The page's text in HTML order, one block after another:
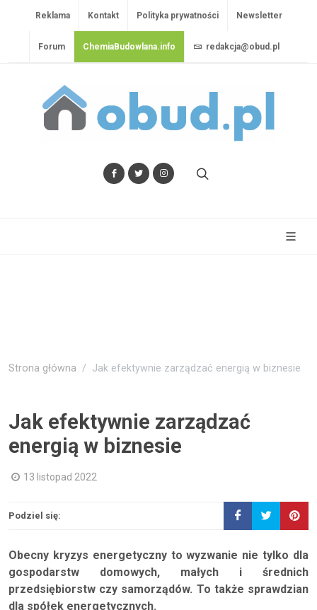
Reklama Kontakt Polityka prywatności Newsletter
Forum ChemiaBudowlana.info redakcja@obud.pl
Strona główna Jak efektywnie zarządzać energią w biznesie
Jak efektywnie zarządzać
energią w biznesie
13 listopad 2022
Podziel się:
Obecny kryzys energetyczny to wyzwanie nie tylko dla
gospodarstw domowych, małych i średnich
przedsiębiorstw czy samorządów. To także sprawdzian
dla spółek energetycznych.